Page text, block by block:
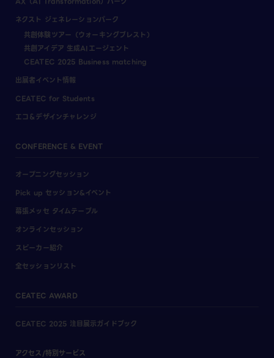
ネクスト ジェネレーションパーク
共創体験ツアー（ウォーキングブレスト）
共創アイデア 生成AIエージェント
CEATEC 2025 Business matching
出展者イベント情報
CEATEC for Students
エコ＆デザインチャレンジ
CONFERENCE & EVENT
オープニングセッション
Pick up セッション&イベント
幕張メッセ タイムテーブル
オンラインセッション
スピーカー紹介
全セッションリスト
CEATEC AWARD
CEATEC 2025 注目展示ガイドブック
アクセス/特別サービス